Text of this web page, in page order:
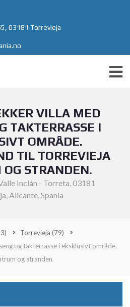
03181 Torrevieja
VILLA MED
TAKTERRASSE I
OMRÅDE.
TIL TORREVIEJA
STRANDEN.
Inclán - Torreta, 03181
Alicante, Spania
Torrevieja (79)
og takterrasse i eksklusivt område.
og stranden.